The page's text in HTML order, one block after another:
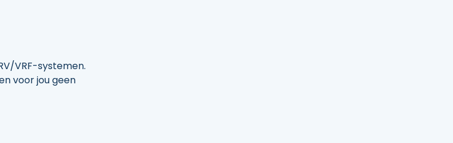
VRF-systemen.
voor jou geen